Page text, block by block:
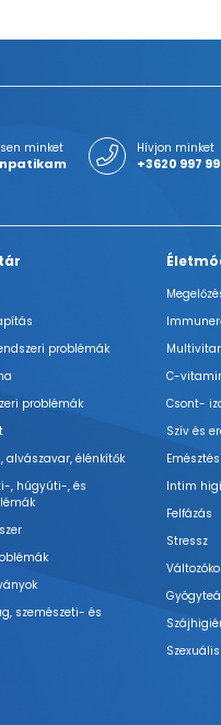
minket Hívjon minket
+3620 997
problémák
problémák
alvászavar, élénkítők
, húgyúti-, és
szemészeti- és
C-
Csont-
Szív és
Intim
Felfázás
Stressz